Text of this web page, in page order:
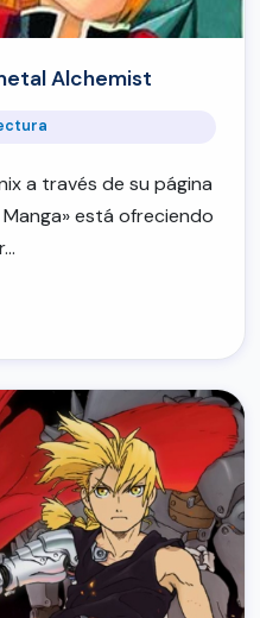
Alchemist
a través de su página
está ofreciendo